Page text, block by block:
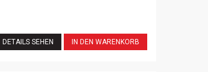
DETAILS SEHEN IN DEN WARENKORB